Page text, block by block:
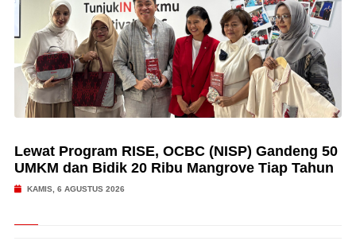
Lewat Program RISE, OCBC (NISP) Gandeng 50
UMKM dan Bidik 20 Ribu Mangrove Tiap Tahun
KAMIS, 6 AGUSTUS 2026